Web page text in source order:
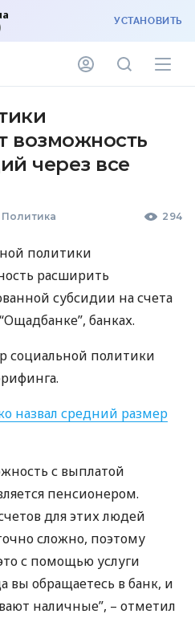
УСТАНОВИТЬ
возможность
через все
Политика 294
политики
расширить
субсидии на счета
банках.
социальной политики
назвал средний размер
с выплатой
пенсионером.
для этих людей
сложно, поэтому
с помощью услуги
вы обращаетесь в банк, и
наличные”, – отметил